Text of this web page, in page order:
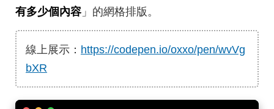
有多少個內容 」的網格排版。
線上展示： https://codepen.io/oxxo/pen/wvVg
bXR